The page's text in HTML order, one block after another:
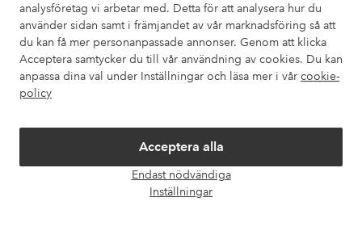
analysföretag vi arbetar med. Detta för att analysera hur du
använder sidan samt i främjandet av vår marknadsföring så att
du kan få mer personanpassade annonser. Genom att klicka
Acceptera samtycker du till vår användning av cookies. Du kan
anpassa dina val under Inställningar och läsa mer i vår cookie-
policy
Acceptera alla
Endast nödvändiga
Inställningar
Våra tjänster
Villkor